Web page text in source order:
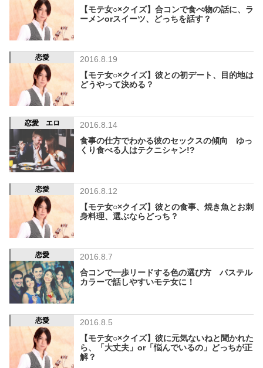
【モテ女○×クイズ】合コンで食べ物の話に、ラ
ーメンorスイーツ、どっちを話す？
恋愛
2016.8.19
【モテ女○×クイズ】彼との初デート、目的地は
どうやって決める？
恋愛 エロ
2016.8.14
食事の仕方でわかる彼のセックスの傾向 ゆっ
くり食べる人はテクニシャン!?
恋愛
2016.8.12
【モテ女○×クイズ】彼との食事、焼き魚とお刺
身料理、選ぶならどっち？
恋愛
2016.8.7
合コンで一歩リードする色の選び方 パステル
カラーで話しやすいモテ女に！
恋愛
2016.8.5
【モテ女○×クイズ】彼に元気ないねと聞かれた
ら、「大丈夫」or「悩んでいるの」どっちが正
解？